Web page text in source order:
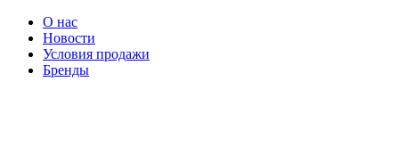
О нас
Новости
Условия продажи
Бренды